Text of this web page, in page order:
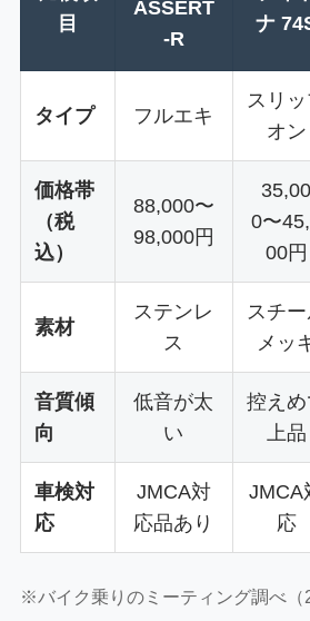
目
ASSERT
-R
ナ
タイプ フルエキ
スリ
オン
価格帯
（税
込）
88,000〜
98,000円
35,00
0〜
00円
素材
ステンレ
ス
スチ
メッ
音質傾
向
低音が太
い
控え
上品
車検対
応
JMCA対
応品あり
JMCA
応
※バイク乗りのミーティング調べ（